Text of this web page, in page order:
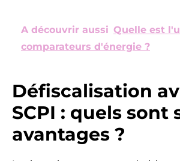
A découvrir aussi Quelle est
comparateurs d'énergie ?
Défiscalisation
SCPI : quels sont
avantages ?